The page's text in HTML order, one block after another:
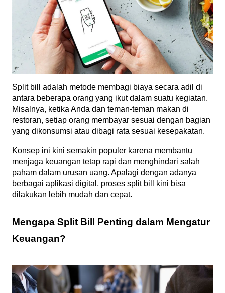
Split bill adalah metode membagi biaya secara adil di
antara beberapa orang yang ikut dalam suatu kegiatan.
Misalnya, ketika Anda dan teman-teman makan di
restoran, setiap orang membayar sesuai dengan bagian
yang dikonsumsi atau dibagi rata sesuai kesepakatan.
Konsep ini kini semakin populer karena membantu
menjaga keuangan tetap rapi dan menghindari salah
paham dalam urusan uang. Apalagi dengan adanya
berbagai aplikasi digital, proses split bill kini bisa
dilakukan lebih mudah dan cepat.
Mengapa Split Bill Penting dalam Mengatur
Keuangan?